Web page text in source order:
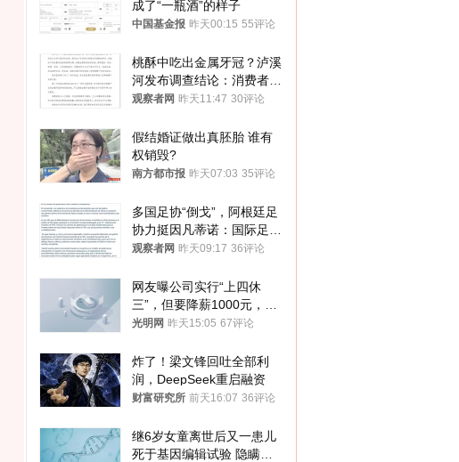
成了“一瓶酒”的样子
中国基金报 昨天00:15 55评论
桃酥中吃出金属牙冠？泸溪
河发布调查结论：消费者已
澄清，所发视频情况不属实
观察者网 昨天11:47 30评论
假结婚证做出真胚胎 谁有
权销毁?
南方都市报 昨天07:03 35评论
多国足协“倒戈”，阿根廷足
协力挺因凡蒂诺：国际足联
今后应继续在其领导下前行
观察者网 昨天09:17 36评论
网友曝公司实行“上四休
三”，但要降薪1000元，不
接受只能辞职
光明网 昨天15:05 67评论
炸了！梁文锋回吐全部利
润，DeepSeek重启融资
财富研究所 前天16:07 36评论
继6岁女童离世后又一患儿
死于基因编辑试验 隐瞒一